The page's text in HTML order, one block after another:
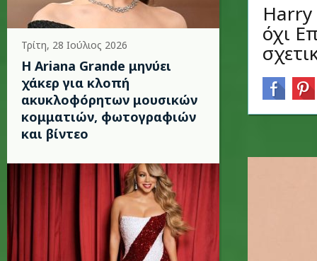
Τρίτη, 28 Ιούλιος 2026
Η Ariana Grande μηνύει
χάκερ για κλοπή
ακυκλοφόρητων μουσικών
κομματιών, φωτογραφιών
και βίντεο
Harry
όχι